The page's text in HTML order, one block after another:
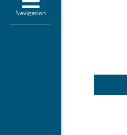
Navigation